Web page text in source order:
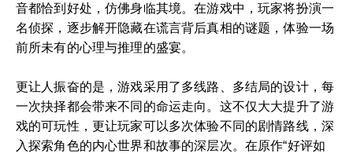
音都恰到好处，仿佛身临其境。在游戏中，玩家将扮演一
名侦探，逐步解开隐藏在谎言背后真相的谜题，体验一场
前所未有的心理与推理的盛宴。
更让人振奋的是，游戏采用了多线路、多结局的设计，每
一次抉择都会带来不同的命运走向。这不仅大大提升了游
戏的可玩性，更让玩家可以多次体验不同的剧情路线，深
入探索角色的内心世界和故事的深层次。在原作“好评如